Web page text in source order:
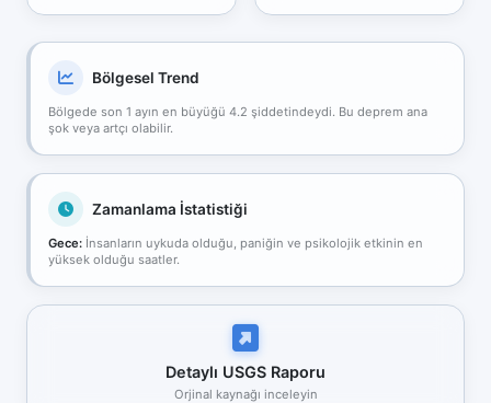
Bölgesel Trend
Bölgede son 1 ayın en büyüğü 4.2 şiddetindeydi. Bu deprem ana
şok veya artçı olabilir.
Zamanlama İstatistiği
Gece: İnsanların uykuda olduğu, paniğin ve psikolojik etkinin en
yüksek olduğu saatler.
Detaylı USGS Raporu
Orjinal kaynağı inceleyin